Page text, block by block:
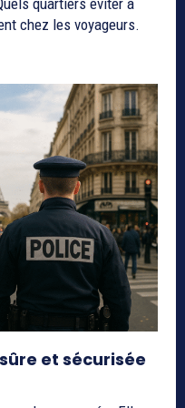
quartiers éviter à
chez les voyageurs.
et sécurisée